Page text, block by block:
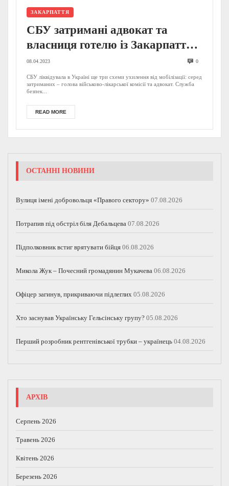
ЗАКАРПАТТЯ
СБУ затримані адвокат та
власниця готелю із Закарпаття,
а також голова військово-
лікарської комісії: сприяли втечі
ухилянтів за кордон (ФОТО)
08.04.2023 0
СБУ ліквідувала в Україні ще три схеми ухилення від мобілізації: серед
затриманих – голова військово-лікарської комісії та адвокат. Служба
безпек...
READ MORE
ОСТАННІ НОВИНИ
Вулиця імені добровольця «Правого сектору» 07.08.2026
Потрапив під обстріл біля Дебальцева 07.08.2026
Підполковник встиг врятувати бійця 06.08.2026
Микола Жук – Почесний громадянин Мукачева 06.08.2026
Офіцер загинув, прикриваючи підлеглих 05.08.2026
Хто заснував Українську Гельсінську групу? 05.08.2026
Перший розробник рентгенівської трубки – українець 04.08.2026
АРХІВ
Серпень 2026
Травень 2026
Квітень 2026
Березень 2026